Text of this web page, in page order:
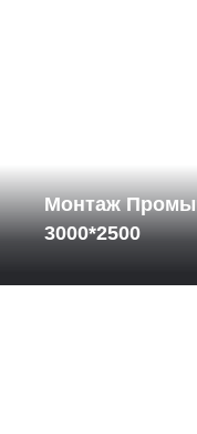
Монтаж
3000*2500